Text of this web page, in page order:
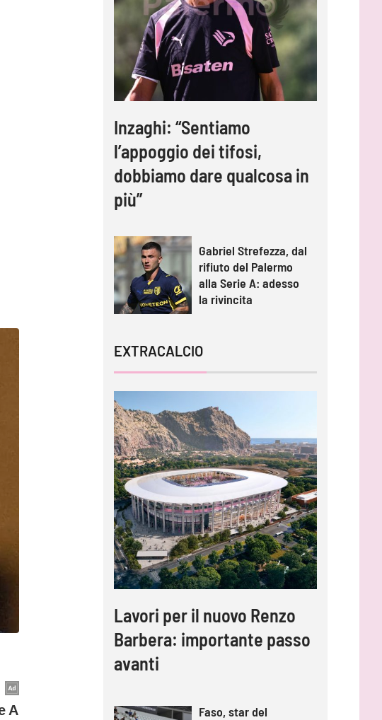
Inzaghi: “Sentiamo
l’appoggio dei tifosi,
dobbiamo dare qualcosa in
più”
Gabriel Strefezza, dal
rifiuto del Palermo
alla Serie A: adesso
la rivincita
EXTRACALCIO
Lavori per il nuovo Renzo
Barbera: importante passo
avanti
Faso, star del